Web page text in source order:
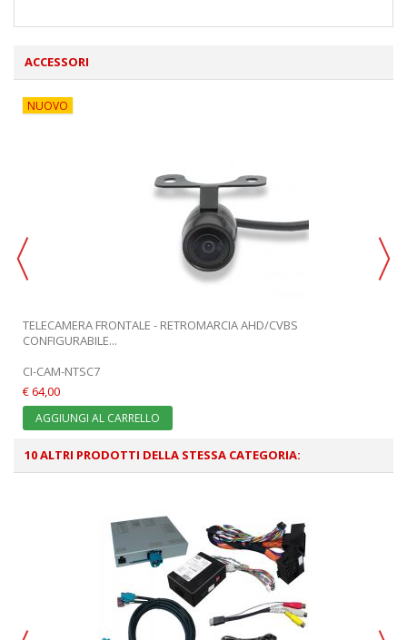
ACCESSORI
NUOVO
TELECAMERA FRONTALE - RETROMARCIA AHD/CVBS
CONFIGURABILE...
CI-CAM-NTSC7
€ 64,00
AGGIUNGI AL CARRELLO
10 ALTRI PRODOTTI DELLA STESSA CATEGORIA: